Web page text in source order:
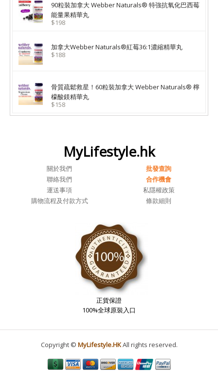
90粒裝加拿大 Webber Naturals® 特強抗氧化巴西莓
能量果精華丸
$198
加拿大Webber Naturals®紅莓36:1濃縮精華丸
$188
骨質疏鬆救星！60粒裝加拿大 Webber Naturals® 檸
檬酸鎂精華丸
$158
MyLifestyle.hk
關於我們
批發查詢
聯絡我們
合作機會
運送事項
私隱權政策
購物流程及付款方式
條款細則
正貨保證
100%全球原裝入口
Copyright © MyLifestyle.HKAll rights reserved.